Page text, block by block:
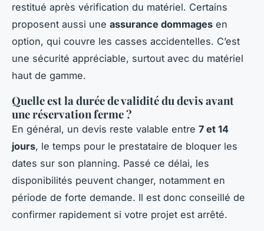
restitué après vérification du matériel. Certains
proposent aussi une assurance dommages en
option, qui couvre les casses accidentelles. C’est
une sécurité appréciable, surtout avec du matériel
haut de gamme.
Quelle est la durée de validité du devis avant
une réservation ferme ?
En général, un devis reste valable entre 7 et 14
jours, le temps pour le prestataire de bloquer les
dates sur son planning. Passé ce délai, les
disponibilités peuvent changer, notamment en
période de forte demande. Il est donc conseillé de
confirmer rapidement si votre projet est arrêté.